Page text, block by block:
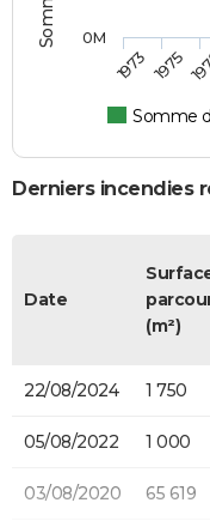
Somme
1973 1975
0M
Derniers incendies
Date
(m²)
22/08/2024 1 750
05/08/2022 1 000
03/08/2020 65 619